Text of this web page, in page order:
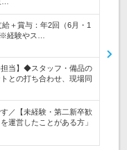
＋賞与：年2回（6月・1
経験やス…
担当】◆スタッフ・備品の
との打ち合わせ、現場同
／【未経験・第二新卒歓
運営したことがある方」